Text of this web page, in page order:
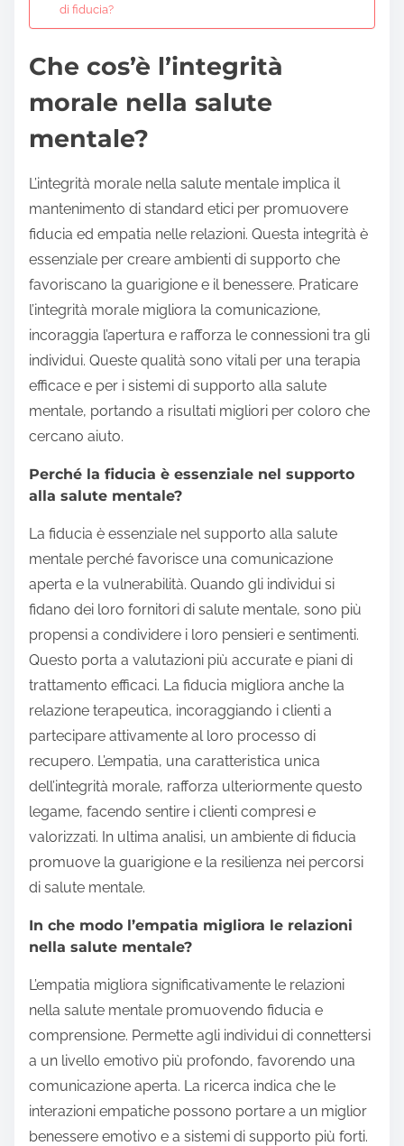
di fiducia?
Che cos’è l’integrità
morale nella salute
mentale?
L’integrità morale nella salute mentale implica il
mantenimento di standard etici per promuovere
fiducia ed empatia nelle relazioni. Questa integrità è
essenziale per creare ambienti di supporto che
favoriscano la guarigione e il benessere. Praticare
l’integrità morale migliora la comunicazione,
incoraggia l’apertura e rafforza le connessioni tra gli
individui. Queste qualità sono vitali per una terapia
efficace e per i sistemi di supporto alla salute
mentale, portando a risultati migliori per coloro che
cercano aiuto.
Perché la fiducia è essenziale nel supporto
alla salute mentale?
La fiducia è essenziale nel supporto alla salute
mentale perché favorisce una comunicazione
aperta e la vulnerabilità. Quando gli individui si
fidano dei loro fornitori di salute mentale, sono più
propensi a condividere i loro pensieri e sentimenti.
Questo porta a valutazioni più accurate e piani di
trattamento efficaci. La fiducia migliora anche la
relazione terapeutica, incoraggiando i clienti a
partecipare attivamente al loro processo di
recupero. L’empatia, una caratteristica unica
dell’integrità morale, rafforza ulteriormente questo
legame, facendo sentire i clienti compresi e
valorizzati. In ultima analisi, un ambiente di fiducia
promuove la guarigione e la resilienza nei percorsi
di salute mentale.
In che modo l’empatia migliora le relazioni
nella salute mentale?
L’empatia migliora significativamente le relazioni
nella salute mentale promuovendo fiducia e
comprensione. Permette agli individui di connettersi
a un livello emotivo più profondo, favorendo una
comunicazione aperta. La ricerca indica che le
interazioni empatiche possono portare a un miglior
benessere emotivo e a sistemi di supporto più forti.